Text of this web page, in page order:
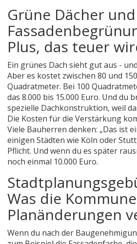
Grüne Dächer und
Plus, das teuer
Ein grünes Dach sieht gut aus -
Aber es kostet zwischen 80 und
Quadratmeter. Bei 100
das 8.000 bis 15.000 Euro. Und du
spezielle Dachkonstruktion, weil
Die Kosten für die Verstärkung
Viele Bauherren denken: „Das ist
einigen Städten wie Köln oder
Pflicht. Und wenn du es später
noch einmal 10.000 Euro.
Was die
Planänderungen
Wenn du nach der